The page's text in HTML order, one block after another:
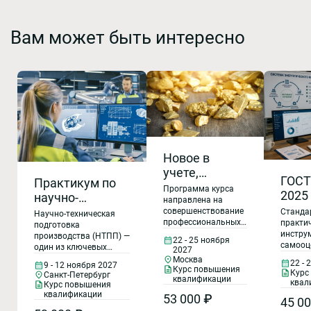
Вам может быть интересно
Практикум по
научно-
технической
подготовке
производства:
внедрение,
планирование,
эффективность
Научно-техническая
подготовка
производства (НТПП) —
один из ключевых
новой продукции,
модернизации
производственных
9 - 12 ноября 2027
Санкт-Петербург
Курс повышения
квалификации
Новое в
учете,
хранении
драгоценных
металлов в
производстве
и в
оборудовании
с их
Обращение с
Программа курса
направлена на
совершенствование
профессиональных
обращению с ломом
и отходами
драгоценных
металлов, по
движения, списания
22 - 25 ноября
2027
Москва
Курс повышения
квалификации
53 000 ₽
ГОСТ Р
22 -
45